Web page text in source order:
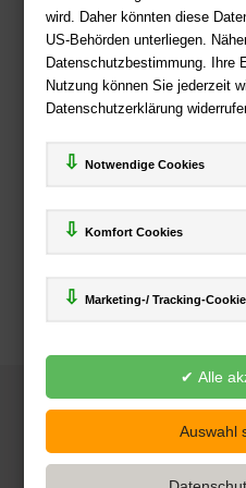
wird. Daher könnten diese
US-Behörden unterliegen.
Datenschutzbestimmung. Ihre
Nutzung können Sie jederzeit
Datenschutzerklärung
Notwendige Cookies
Komfort Cookies
Marketing-/ Tracking-
Zahlweisen
Deutsche-
www.deutsche-buchhandlung.de
Powered by Inooga